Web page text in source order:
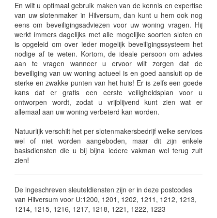
En wilt u optimaal gebruik maken van de kennis en expertise
van uw slotenmaker in Hilversum, dan kunt u hem ook nog
eens om beveiligingsadviezen voor uw woning vragen. Hij
werkt immers dagelijks met alle mogelijke soorten sloten en
is opgeleid om over ieder mogelijk beveiligingssysteem het
nodige af te weten. Kortom, de ideale persoon om advies
aan te vragen wanneer u ervoor wilt zorgen dat de
beveiliging van uw woning actueel is en goed aansluit op de
sterke en zwakke punten van het huis! Er is zelfs een goede
kans dat er gratis een eerste veiligheidsplan voor u
ontworpen wordt, zodat u vrijblijvend kunt zien wat er
allemaal aan uw woning verbeterd kan worden.
Natuurlijk verschilt het per slotenmakersbedrijf welke services
wel of niet worden aangeboden, maar dit zijn enkele
basisdiensten die u bij bijna iedere vakman wel terug zult
zien!
De ingeschreven sleuteldiensten zijn er in deze postcodes
van Hilversum voor U:1200, 1201, 1202, 1211, 1212, 1213,
1214, 1215, 1216, 1217, 1218, 1221, 1222, 1223